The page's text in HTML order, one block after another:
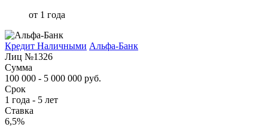
от 1 года
Кредит Наличными Альфа-Банк
Лиц №1326
Сумма
100 000 - 5 000 000 руб.
Срок
1 года - 5 лет
Ставка
6,5%